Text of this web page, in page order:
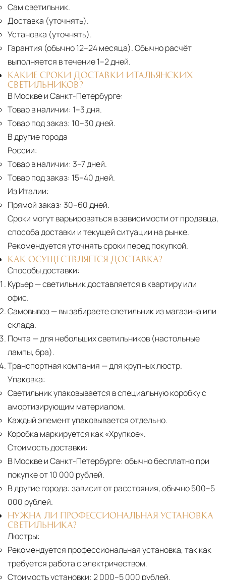
Сам светильник.
Доставка (уточнять).
Установка (уточнять).
Гарантия (обычно 12–24 месяца).Обычно расчёт
выполняется в течение 1–2 дней.
КАКИЕ СРОКИ ДОСТАВКИ ИТАЛЬЯНСКИХ
СВЕТИЛЬНИКОВ?
В Москве и Санкт-Петербурге:
Товар в наличии: 1–3 дня.
Товар под заказ: 10–30 дней.
В другие города
России:
Товар в наличии: 3–7 дней.
Товар под заказ: 15–40 дней.
Из Италии:
Прямой заказ: 30–60 дней.
Сроки могут варьироваться в зависимости от продавца,
способа доставки и текущей ситуации на рынке.
Рекомендуется уточнять сроки перед покупкой.
КАК ОСУЩЕСТВЛЯЕТСЯ ДОСТАВКА?
Способы доставки:
Курьер— светильник доставляется в квартиру или
офис.
Самовывоз— вы забираете светильник из магазина или
склада.
Почта — для небольших светильников (настольные
лампы, бра).
Транспортная компания — для крупных люстр.
Упаковка:
Светильник упаковывается в специальную коробку с
амортизирующим материалом.
Каждый элемент упаковывается отдельно.
Коробка маркируется как «Хрупкое».
Стоимость доставки:
В Москве и Санкт-Петербурге: обычно бесплатно при
покупке от 10 000 рублей.
В другие города: зависит от расстояния, обычно 500–5
000 рублей.
НУЖНА ЛИ ПРОФЕССИОНАЛЬНАЯ УСТАНОВКА
СВЕТИЛЬНИКА?
Люстры:
Рекомендуется профессиональная установка, так как
требуется работа с электричеством.
Стоимость установки: 2 000–5 000 рублей.